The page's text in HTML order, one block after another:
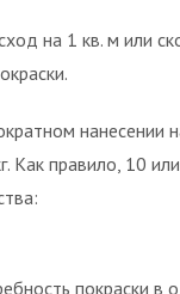
на 1 кв. м или
нанесении
Как правило, 10
покраски в